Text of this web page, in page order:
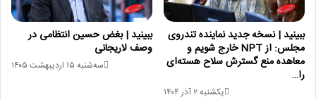
ببینید | بغض حسین انتظامی در
وصف لاریجانی
سه‌شنبه ۱۵ اردیبهشت ۱۴۰۵
ببینید | نسخه جدید نماینده تندروی
مجلس: از NPT خارج شویم و
معاهده منع گسترش سلاح هسته‌ای
را…
یکشنبه ۲ آذر ۱۴۰۴